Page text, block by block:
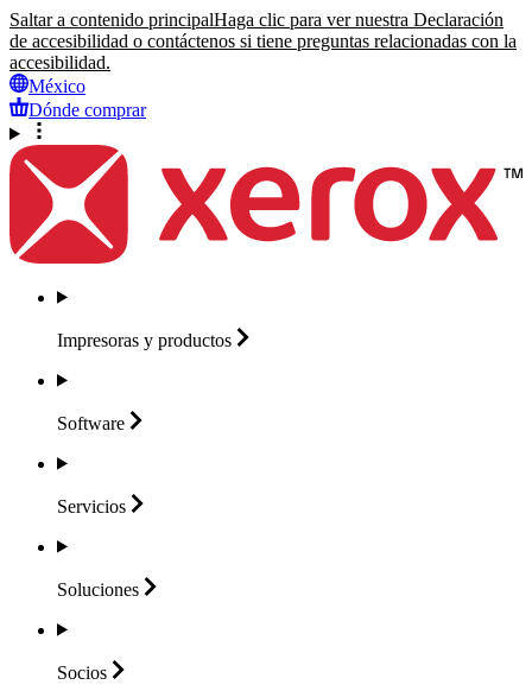
Saltar a contenido principalHaga clic para ver nuestra Declaración
de accesibilidad o contáctenos si tiene preguntas relacionadas con la
accesibilidad.
México
Dónde comprar
Impresoras y productos
Software
Servicios
Soluciones
Socios